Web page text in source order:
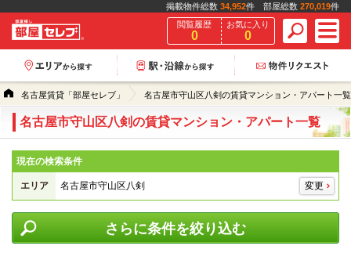
掲載物件総数 34,952件 部屋総数 270,019件
閲覧履歴
0
お気に入り
0
名古屋賃貸「部屋セレブ」 名古屋市守山区八剣の賃貸マンション・アパート一覧
名古屋市守山区八剣の賃貸マンション・アパート一覧
現在の検索条件
エリア 名古屋市守山区八剣 変更
さらに条件を絞り込む